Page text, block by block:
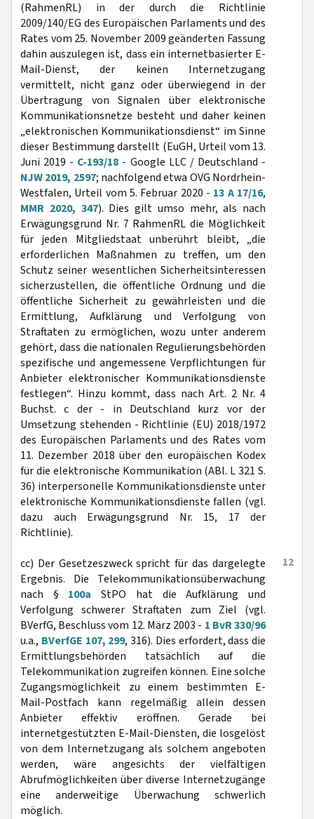
(RahmenRL) in der durch die Richtlinie
2009/140/EG des Europäischen Parlaments und des
Rates vom 25. November 2009 geänderten Fassung
dahin auszulegen ist, dass ein internetbasierter E-
Mail-Dienst, der keinen Internetzugang
vermittelt, nicht ganz oder überwiegend in der
Übertragung von Signalen über elektronische
Kommunikationsnetze besteht und daher keinen
„elektronischen Kommunikationsdienst“ im Sinne
dieser Bestimmung darstellt (EuGH, Urteil vom 13.
Juni 2019 - C-193/18 - Google LLC / Deutschland -
NJW 2019, 2597; nachfolgend etwa OVG Nordrhein-
Westfalen, Urteil vom 5. Februar 2020 - 13 A 17/16,
MMR 2020, 347). Dies gilt umso mehr, als nach
Erwägungsgrund Nr. 7 RahmenRL die Möglichkeit
für jeden Mitgliedstaat unberührt bleibt, „die
erforderlichen Maßnahmen zu treffen, um den
Schutz seiner wesentlichen Sicherheitsinteressen
sicherzustellen, die öffentliche Ordnung und die
öffentliche Sicherheit zu gewährleisten und die
Ermittlung, Aufklärung und Verfolgung von
Straftaten zu ermöglichen, wozu unter anderem
gehört, dass die nationalen Regulierungsbehörden
spezifische und angemessene Verpflichtungen für
Anbieter elektronischer Kommunikationsdienste
festlegen“. Hinzu kommt, dass nach Art. 2 Nr. 4
Buchst. c der - in Deutschland kurz vor der
Umsetzung stehenden - Richtlinie (EU) 2018/1972
des Europäischen Parlaments und des Rates vom
11. Dezember 2018 über den europäischen Kodex
für die elektronische Kommunikation (ABl. L 321 S.
36) interpersonelle Kommunikationsdienste unter
elektronische Kommunikationsdienste fallen (vgl.
dazu auch Erwägungsgrund Nr. 15, 17 der
Richtlinie).
12
cc) Der Gesetzeszweck spricht für das dargelegte
Ergebnis. Die Telekommunikationsüberwachung
nach § 100a StPO hat die Aufklärung und
Verfolgung schwerer Straftaten zum Ziel (vgl.
BVerfG, Beschluss vom 12. März 2003 - 1 BvR 330/96
u.a., BVerfGE 107, 299, 316). Dies erfordert, dass die
Ermittlungsbehörden tatsächlich auf die
Telekommunikation zugreifen können. Eine solche
Zugangsmöglichkeit zu einem bestimmten E-
Mail-Postfach kann regelmäßig allein dessen
Anbieter effektiv eröffnen. Gerade bei
internetgestützten E-Mail-Diensten, die losgelöst
von dem Internetzugang als solchem angeboten
werden, wäre angesichts der vielfältigen
Abrufmöglichkeiten über diverse Internetzugänge
eine anderweitige Überwachung schwerlich
möglich.